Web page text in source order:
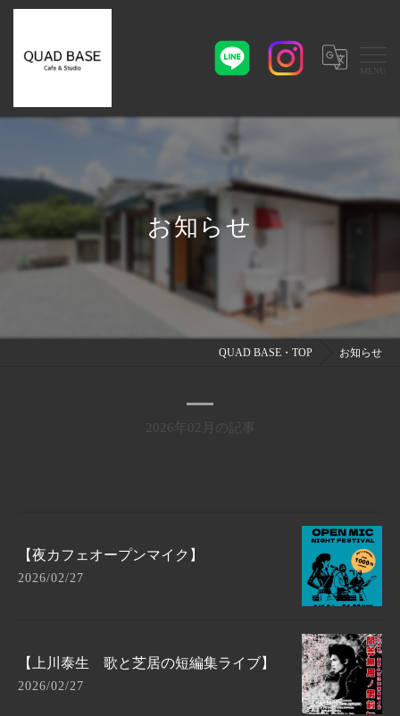
お知らせ
QUAD BASE・TOP お知らせ
2026年02月の記事
【夜カフェオープンマイク】
2026/02/27
【上川泰生 歌と芝居の短編集ライブ】
2026/02/27